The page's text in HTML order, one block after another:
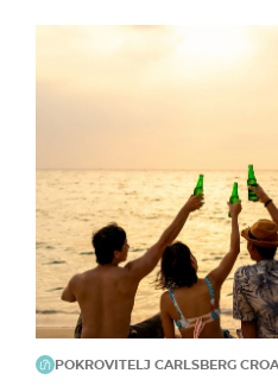
POKROVITELJ CARLSBERG